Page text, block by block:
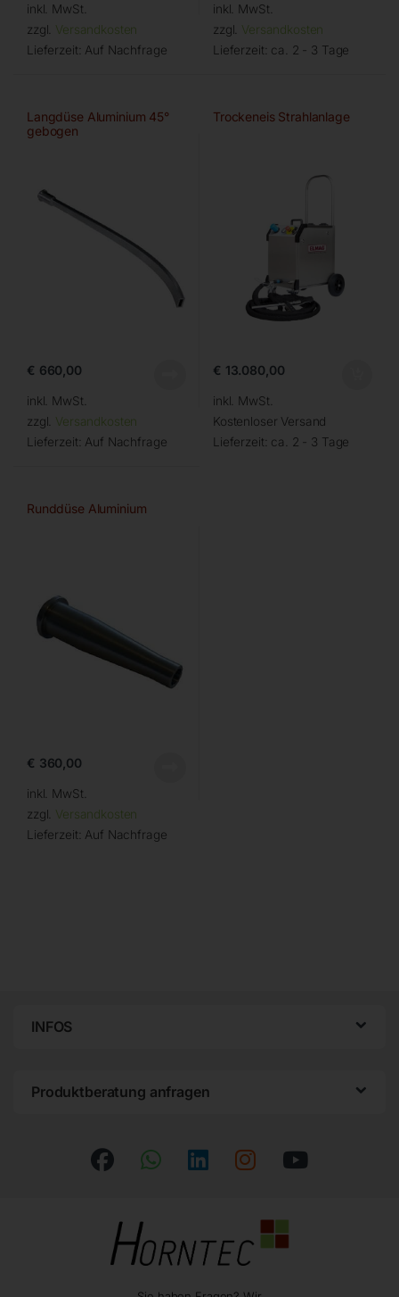
inkl. MwSt.
zzgl. Versandkosten
Lieferzeit: Auf Nachfrage
inkl. MwSt.
zzgl. Versandkosten
Lieferzeit: ca. 2 - 3 Tage
Langdüse Aluminium 45°
gebogen
€ 660,00
inkl. MwSt.
zzgl. Versandkosten
Lieferzeit: Auf Nachfrage
Trockeneis Strahlanlage
€ 13.080,00
inkl. MwSt.
Kostenloser Versand
Lieferzeit: ca. 2 - 3 Tage
Runddüse Aluminium
€ 360,00
inkl. MwSt.
zzgl. Versandkosten
Lieferzeit: Auf Nachfrage
INFOS
Produktberatung anfragen